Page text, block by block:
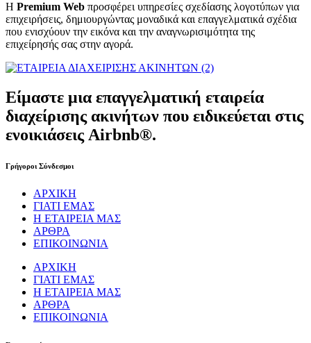
Η Premium Web προσφέρει υπηρεσίες σχεδίασης λογοτύπων για
επιχειρήσεις, δημιουργώντας μοναδικά και επαγγελματικά σχέδια
που ενισχύουν την εικόνα και την αναγνωρισιμότητα της
επιχείρησής σας στην αγορά.
Είμαστε μια επαγγελματική εταιρεία
διαχείρισης ακινήτων που ειδικεύεται στις
ενοικιάσεις Airbnb®.
Γρήγοροι Σύνδεσμοι
ΑΡΧΙΚΗ
ΓΙΑΤΙ ΕΜΑΣ
Η ΕΤΑΙΡΕΙΑ ΜΑΣ
ΑΡΘΡΑ
ΕΠΙΚΟΙΝΩΝΙΑ
ΑΡΧΙΚΗ
ΓΙΑΤΙ ΕΜΑΣ
Η ΕΤΑΙΡΕΙΑ ΜΑΣ
ΑΡΘΡΑ
ΕΠΙΚΟΙΝΩΝΙΑ